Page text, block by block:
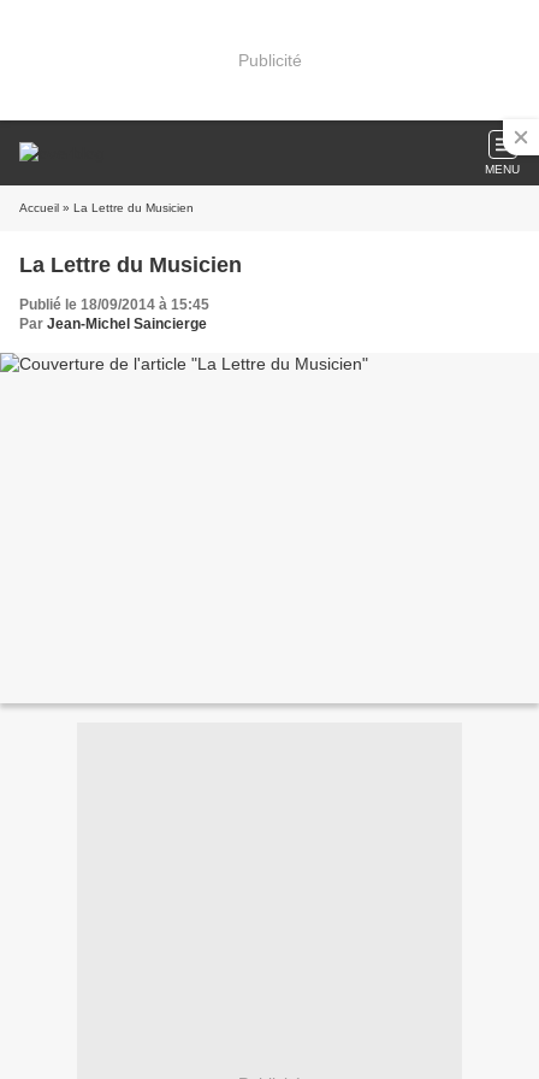
Publicité
MENU
Accueil » La Lettre du Musicien
La Lettre du Musicien
Publié le 18/09/2014 à 15:45
Par Jean-Michel Saincierge